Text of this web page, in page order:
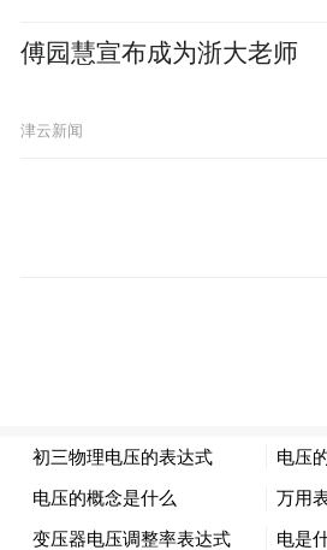
傅园慧宣布成为浙大老师
津云新闻